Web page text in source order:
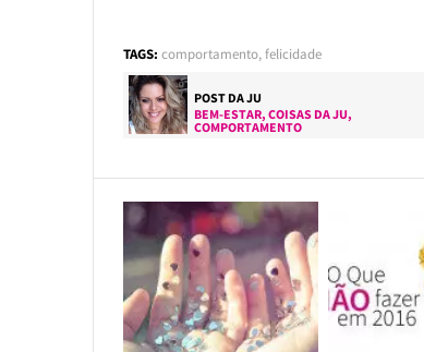
TAGS: comportamento,felicidade
POST DAJU
BEM-ESTAR, COISAS DA JU,
COMPORTAMENTO